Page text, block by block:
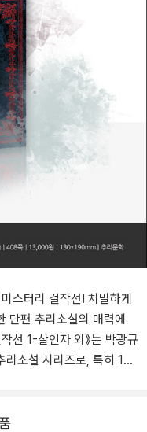
걸작선! 치밀하게
단편 추리소설의 매력에
선 1-살인자 외》는 박광규
소설 시리즈로, 특히 1권